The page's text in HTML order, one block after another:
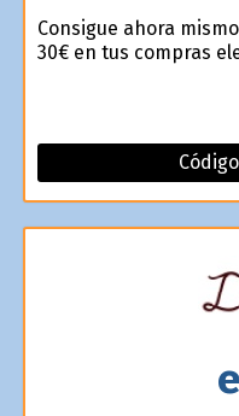
Consigue ahora
30€ en tus compras